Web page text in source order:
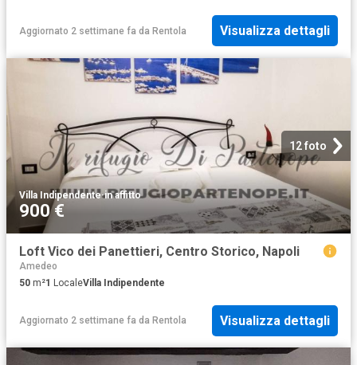
Aggiornato 2 settimane fa da Rentola Visualizza dettagli
12 foto
Villa Indipendente·in affitto
900 €
Loft Vico dei Panettieri, Centro Storico, Napoli
Amedeo
50 m²1 LocaleVilla Indipendente
Aggiornato 2 settimane fa da Rentola Visualizza dettagli